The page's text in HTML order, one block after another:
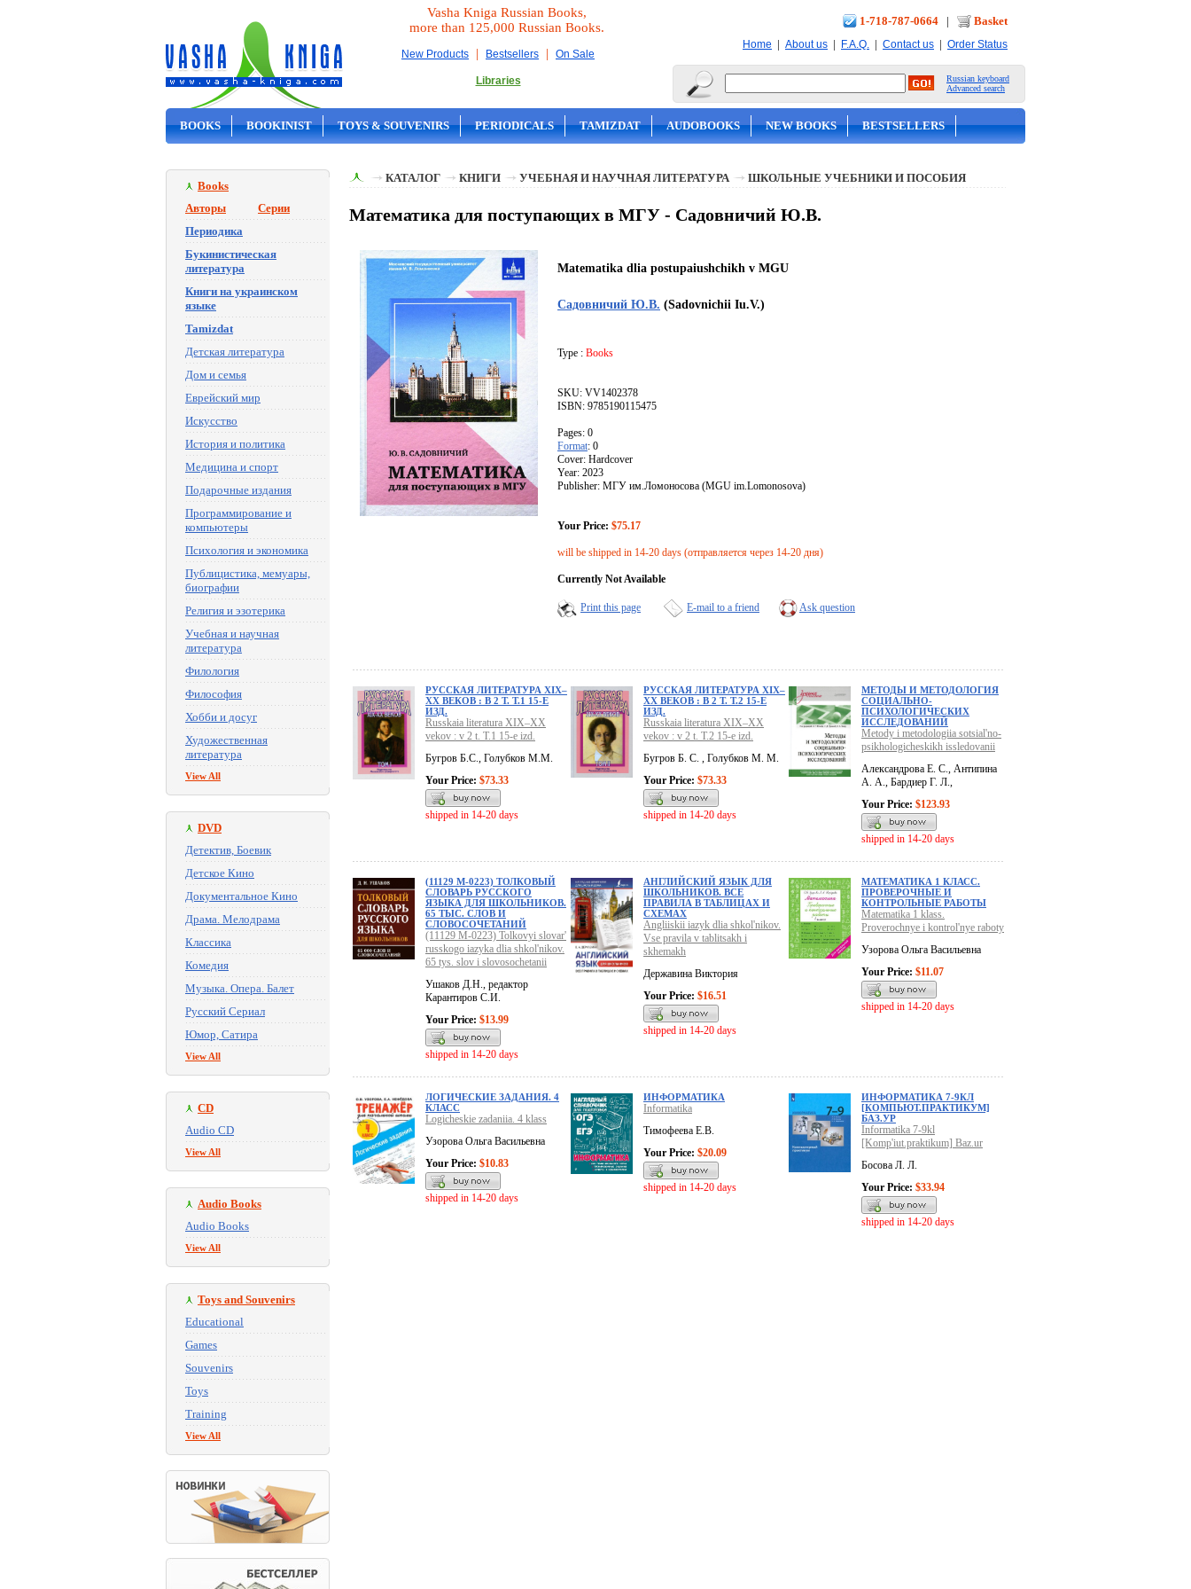
Vasha Kniga Russian Books,
more than 125,000 Russian Books.
New Products | Bestsellers | On Sale
Libraries
1-718-787-0664 | Basket
Home | About us | F.A.Q. | Contact us | Order Status
Russian keyboard
Advanced search
BOOKS BOOKINIST TOYS & SOUVENIRS PERIODICALS TAMIZDAT AUDOBOOKS NEW BOOKS BESTSELLERS
Books
Авторы
Серии
Периодика
Букинистическая
литература
Книги на украинском
языке
Tamizdat
Детская литература
Дом и семья
Еврейский мир
Искусство
История и политика
Медицина и спорт
Подарочные издания
Программирование и
компьютеры
Психология и экономика
Публицистика, мемуары,
биографии
Религия и эзотерика
Учебная и научная
литература
Филология
Философия
Хобби и досуг
Художественная
литература
View All
DVD
Детектив, Боевик
Детское Кино
Документальное Кино
Драма. Мелодрама
Классика
Комедия
Музыка. Опера. Балет
Русский Сериал
Юмор, Сатира
View All
CD
Audio CD
View All
Audio Books
Audio Books
View All
Toys and Souvenirs
Educational
Games
Souvenirs
Toys
Training
View All
КАТАЛОГ КНИГИ УЧЕБНАЯ И НАУЧНАЯ ЛИТЕРАТУРА ШКОЛЬНЫЕ УЧЕБНИКИ И ПОСОБИЯ
Математика для поступающих в МГУ - Садовничий Ю.В.
Matematika dlia postupaiushchikh v MGU
Садовничий Ю.В. (Sadovnichii Iu.V.)
Type : Books
SKU: VV1402378
ISBN: 9785190115475
Pages: 0
Format: 0
Cover: Hardcover
Year: 2023
Publisher: МГУ им.Ломоносова (MGU im.Lomonosova)
Your Price: $75.17
will be shipped in 14-20 days (отправляется через 14-20 дня)
Currently Not Available
Print this page E-mail to a friend Ask question
РУССКАЯ ЛИТЕРАТУРА XIX–
XX ВЕКОВ : В 2 Т. Т.1 15-Е
ИЗД.
Russkaia literatura XIX–XX
vekov : v 2 t. T.1 15-e izd.
Бугров Б.С., Голубков М.М.
Your Price: $73.33
shipped in 14-20 days
РУССКАЯ ЛИТЕРАТУРА XIX–
XX ВЕКОВ : В 2 Т. Т.2 15-Е
ИЗД.
Russkaia literatura XIX–XX
vekov : v 2 t. T.2 15-e izd.
Бугров Б. С. , Голубков М. М.
Your Price: $73.33
shipped in 14-20 days
МЕТОДЫ И МЕТОДОЛОГИЯ
СОЦИАЛЬНО-
ПСИХОЛОГИЧЕСКИХ
ИССЛЕДОВАНИЙ
Metody i metodologiia sotsial'no-
psikhologicheskikh issledovanii
Александрова Е. С., Антипина
А. А., Бардиер Г. Л.,
Your Price: $123.93
shipped in 14-20 days
(11129 М-0223) ТОЛКОВЫЙ
СЛОВАРЬ РУССКОГО
ЯЗЫКА ДЛЯ ШКОЛЬНИКОВ.
65 ТЫС. СЛОВ И
СЛОВОСОЧЕТАНИЙ
(11129 M-0223) Tolkovyi slovar'
russkogo iazyka dlia shkol'nikov.
65 tys. slov i slovosochetanii
Ушаков Д.Н., редактор
Карантиров С.И.
Your Price: $13.99
shipped in 14-20 days
АНГЛИЙСКИЙ ЯЗЫК ДЛЯ
ШКОЛЬНИКОВ. ВСЕ
ПРАВИЛА В ТАБЛИЦАХ И
СХЕМАХ
Angliiskii iazyk dlia shkol'nikov.
Vse pravila v tablitsakh i
skhemakh
Державина Виктория
Your Price: $16.51
shipped in 14-20 days
МАТЕМАТИКА 1 КЛАСС.
ПРОВЕРОЧНЫЕ И
КОНТРОЛЬНЫЕ РАБОТЫ
Matematika 1 klass.
Proverochnye i kontrol'nye raboty
Узорова Ольга Васильевна
Your Price: $11.07
shipped in 14-20 days
ЛОГИЧЕСКИЕ ЗАДАНИЯ. 4
КЛАСС
Logicheskie zadaniia. 4 klass
Узорова Ольга Васильевна
Your Price: $10.83
shipped in 14-20 days
ИНФОРМАТИКА
Informatika
Тимофеева Е.В.
Your Price: $20.09
shipped in 14-20 days
ИНФОРМАТИКА 7-9КЛ
[КОМПЬЮТ.ПРАКТИКУМ]
БАЗ.УР
Informatika 7-9kl
[Komp'iut.praktikum] Baz.ur
Босова Л. Л.
Your Price: $33.94
shipped in 14-20 days